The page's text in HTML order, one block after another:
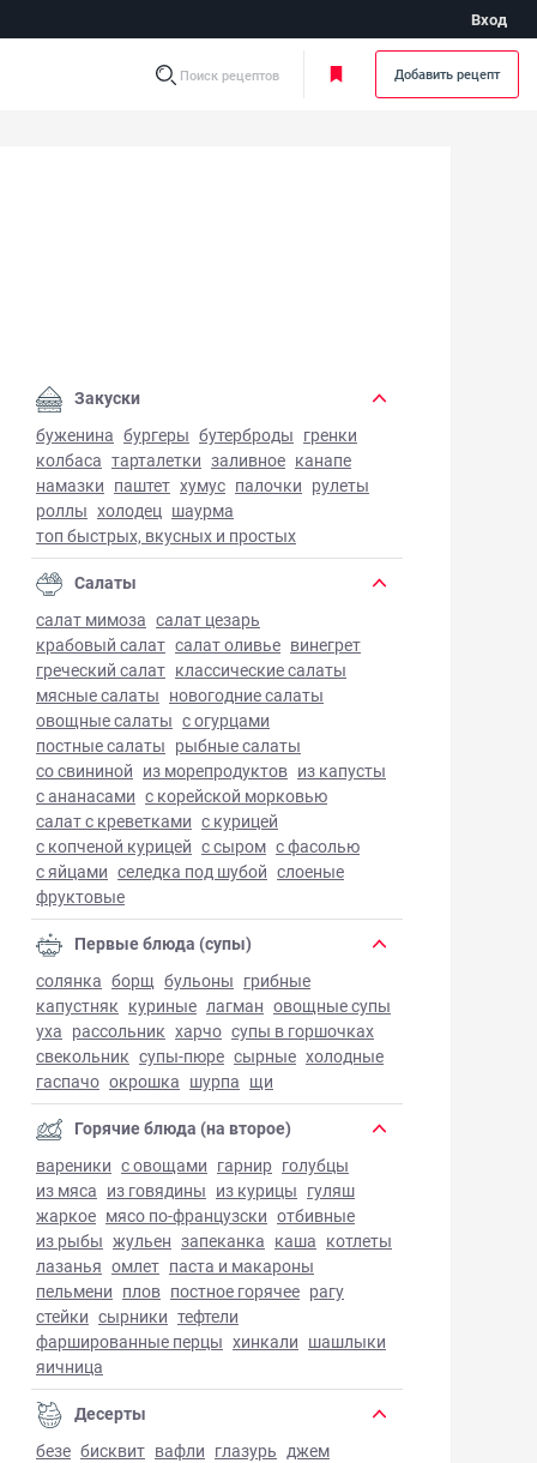
Вход
Поиск рецептов Добавить рецепт
из баклажанов - фото готового блюда
Закуски
буженина бургеры бутерброды гренки
колбаса тарталетки заливное канапе
намазки паштет хумус палочки рулеты
роллы холодец шаурма
топ быстрых, вкусных и простых
Салаты
салат мимоза салат цезарь
крабовый салат салат оливье винегрет
греческий салат классические салаты
мясные салаты новогодние салаты
овощные салаты с огурцами
постные салаты рыбные салаты
со свининой из морепродуктов из капусты
с ананасами с корейской морковью
салат с креветками с курицей
с копченой курицей с сыром с фасолью
с яйцами селедка под шубой слоеные
фруктовые
Первые блюда (супы)
солянка борщ бульоны грибные
капустняк куриные лагман овощные супы
уха рассольник харчо супы в горшочках
свекольник супы-пюре сырные холодные
гаспачо окрошка шурпа щи
Горячие блюда (на второе)
вареники с овощами гарнир голубцы
из мяса из говядины из курицы гуляш
жаркое мясо по-французски отбивные
из рыбы жульен запеканка каша котлеты
лазанья омлет паста и макароны
пельмени плов постное горячее рагу
стейки сырники тефтели
фаршированные перцы хинкали шашлыки
яичница
Десерты
безе бисквит вафли глазурь джем